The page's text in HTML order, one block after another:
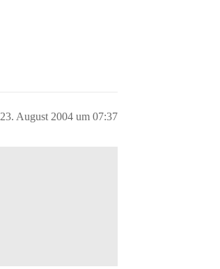
23. August 2004 um 07:37